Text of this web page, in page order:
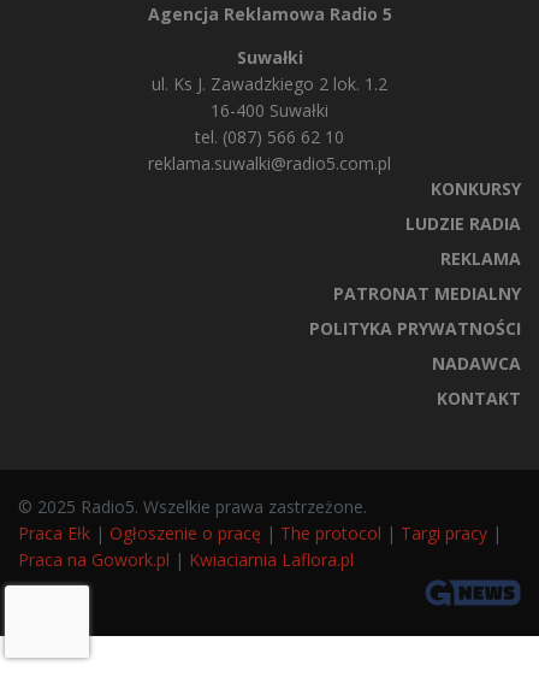
Agencja Reklamowa Radio 5
Suwałki
ul. Ks J. Zawadzkiego 2 lok. 1.2
16-400 Suwałki
tel. (087) 566 62 10
reklama.suwalki@radio5.com.pl
KONKURSY
LUDZIE RADIA
REKLAMA
PATRONAT MEDIALNY
POLITYKA PRYWATNOŚCI
NADAWCA
KONTAKT
© 2025 Radio5. Wszelkie prawa zastrzeżone.
Praca Ełk | Ogłoszenie o pracę | The protocol | Targi pracy |
Praca na Gowork.pl | Kwiaciarnia Laflora.pl